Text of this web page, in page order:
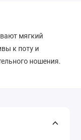
мягкий
к поту и
ношения.